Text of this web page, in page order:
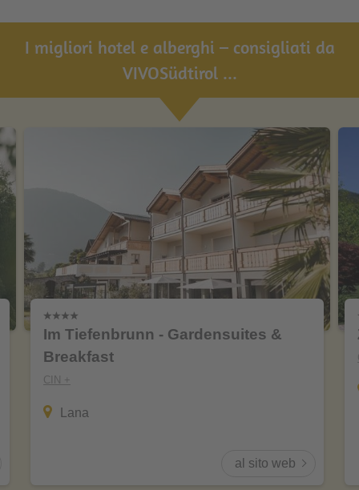
I migliori hotel e alberghi – consigliati da
VIVOSüdtirol ...
Im Tiefenbrunn - Gardensuites &
Breakfast
CIN +
Lana
al sito web